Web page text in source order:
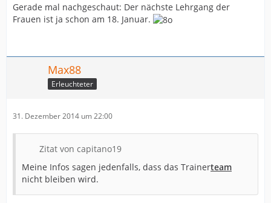
Gerade mal nachgeschaut: Der nächste Lehrgang der
Frauen ist ja schon am 18. Januar.
Max88
Erleuchteter
31. Dezember 2014 um 22:00
Zitat von capitano19
Meine Infos sagen jedenfalls, dass das Trainerteam
nicht bleiben wird.